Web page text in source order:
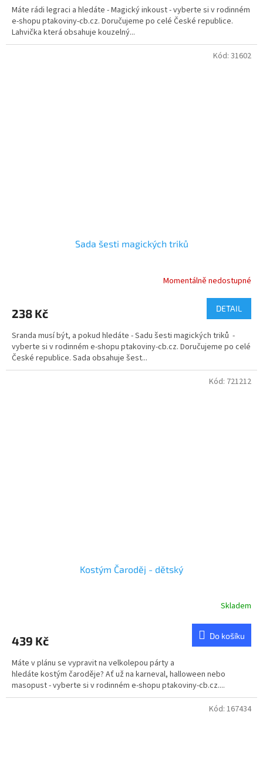
Máte rádi legraci a hledáte - Magický inkoust - vyberte si v rodinném
e-shopu ptakoviny-cb.cz. Doručujeme po celé České republice.
Lahvička která obsahuje kouzelný...
Sada šesti magických triků
Momentálně nedostupné
238 Kč DETAIL
Sranda musí být, a pokud hledáte - Sadu šesti magických triků -
vyberte si v rodinném e-shopu ptakoviny-cb.cz. Doručujeme po celé
České republice. Sada obsahuje šest...
Kód: 31602
Kostým Čaroděj - dětský
je
z
5
hvězdiček.
Skladem
439 Kč Do košíku
Máte v plánu se vypravit na velkolepou párty a
hledáte kostým čaroděje? Ať už na karneval, halloween nebo
masopust - vyberte si v rodinném e-shopu ptakoviny-cb.cz....
Kód: 721212
Kód: 167434